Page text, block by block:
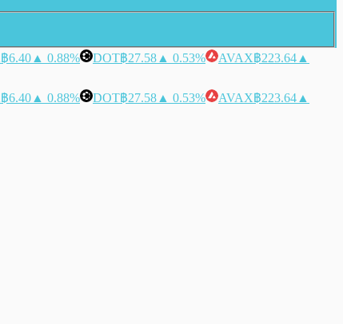
฿6.40 ▲ 0.88% DOT฿27.58 ▲ 0.53% AVAX฿223.64 ▲
฿6.40 ▲ 0.88% DOT฿27.58 ▲ 0.53% AVAX฿223.64 ▲